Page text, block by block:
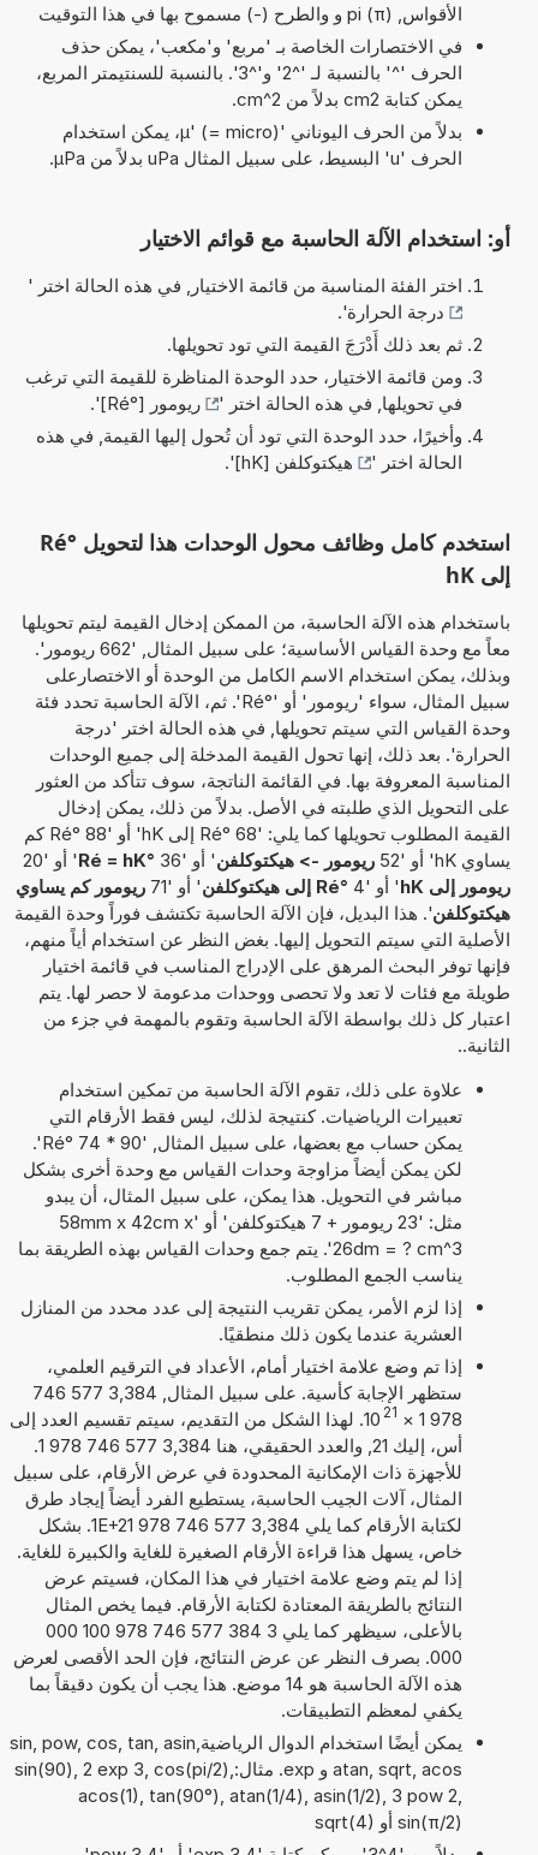
الأقواس, pi (π) و والطرح (-) مسموح بها في هذا التوقيت
في الاختصارات الخاصة بـ 'مربع' و'مكعب'، يمكن حذف
الحرف '^' بالنسبة لـ '^2' و'^3'. بالنسبة للسنتيمتر المربع،
يمكن كتابة cm2 بدلاً من cm^2.
بدلاً من الحرف اليوناني 'µ' (= micro)، يمكن استخدام
الحرف 'u' البسيط، على سبيل المثال uPa بدلاً من µPa.
أو: استخدام الآلة الحاسبة مع قوائم الاختيار
اختر الفئة المناسبة من قائمة الاختيار, في هذه الحالة اختر '
درجة الحرارة'.
ثم بعد ذلك أَدْرَجَ القيمة التي تود تحويلها.
ومن قائمة الاختيار، حدد الوحدة المناظرة للقيمة التي ترغب
في تحويلها, في هذه الحالة اختر '
ريومور [°Ré]
'.
وأخيرًا، حدد الوحدة التي تود أن تُحول إليها القيمة, في هذه
الحالة اختر '
هيكتوكلفن [hK] '.
استخدم كامل وظائف محول الوحدات هذا لتحويل °Ré
إلى hK
باستخدام هذه الآلة الحاسبة، من الممكن إدخال القيمة ليتم تحويلها
معاً مع وحدة القياس الأساسية؛ على سبيل المثال, '662 ريومور'.
وبذلك، يمكن استخدام الاسم الكامل من الوحدة أو الاختصارعلى
سبيل المثال، سواء 'ريومور' أو '°Ré'. ثم، الآلة الحاسبة تحدد فئة
وحدة القياس التي سيتم تحويلها, في هذه الحالة اختر 'درجة
الحرارة'. بعد ذلك، إنها تحول القيمة المدخلة إلى جميع الوحدات
المناسبة المعروفة بها. في القائمة الناتجة، سوف تتأكد من العثور
على التحويل الذي طلبته في الأصل. بدلاً من ذلك، يمكن إدخال
القيمة المطلوب تحويلها كما يلي: '68 °Ré إلى hK' أو '88 °Ré كم
يساوي hK' أو '52
ريومور -> هيكتوكلفن' أو '36 °Ré = hK
' أو '20
ريومور إلى hK
' أو '4 °Ré إلى هيكتوكلفن ' أو '71
ريومور كم يساوي
هيكتوكلفن'. هذا البديل، فإن الآلة الحاسبة تكتشف فوراً وحدة القيمة
الأصلية التي سيتم التحويل إليها. بغض النظر عن استخدام أياً منهم،
فإنها توفر البحث المرهق على الإدراج المناسب في قائمة اختيار
طويلة مع فئات لا تعد ولا تحصى ووحدات مدعومة لا حصر لها. يتم
اعتبار كل ذلك بواسطة الآلة الحاسبة وتقوم بالمهمة في جزء من
الثانية..
علاوة على ذلك، تقوم الآلة الحاسبة من تمكين استخدام
تعبيرات الرياضيات. كنتيجة لذلك، ليس فقط الأرقام التي
يمكن حساب مع بعضها، على سبيل المثال, '90 * 74 °Ré'.
لكن يمكن أيضاً مزاوجة وحدات القياس مع وحدة أخرى بشكل
مباشر في التحويل. هذا يمكن، على سبيل المثال، أن يبدو
مثل: '23 ريومور + 7 هيكتوكلفن' أو '58mm x 42cm x
26dm = ? cm^3'. يتم جمع وحدات القياس بهذه الطريقة بما
يناسب الجمع المطلوب.
إذا لزم الأمر، يمكن تقريب النتيجة إلى عدد محدد من المنازل
العشرية عندما يكون ذلك منطقيًا.
إذا تم وضع علامة اختيار أمام، الأعداد في الترقيم العلمي،
ستظهر الإجابة كأسية. على سبيل المثال, 3,384 577 746
978 1
×
10 21
. لهذا الشكل من التقديم، سيتم تقسيم العدد إلى
أس، إليك 21, والعدد الحقيقي، هنا 3,384 577 746 978 1.
للأجهزة ذات الإمكانية المحدودة في عرض الأرقام، على سبيل
المثال، آلات الجيب الحاسبة، يستطيع الفرد أيضاً إيجاد طرق
لكتابة الأرقام كما يلي 3,384 577 746 978 1E+21. بشكل
خاص، يسهل هذا قراءة الأرقام الصغيرة للغاية والكبيرة للغاية.
إذا لم يتم وضع علامة اختيار في هذا المكان، فسيتم عرض
النتائج بالطريقة المعتادة لكتابة الأرقام. فيما يخص المثال
بالأعلى، سيظهر كما يلي 3 384 577 746 978 100 000
000. بصرف النظر عن عرض النتائج، فإن الحد الأقصى لعرض
هذه الآلة الحاسبة هو 14 موضع. هذا يجب أن يكون دقيقاً بما
يكفي لمعظم التطبيقات.
يمكن أيضًا استخدام الدوال الرياضيةsin, pow, cos, tan, asin,
atan, sqrt, acos و exp. مثال:sin(90), 2 exp 3, cos(pi/2),
acos(1), tan(90°), atan(1/4), asin(1/2), 3 pow 2,
sin(π/2) أو sqrt(4)